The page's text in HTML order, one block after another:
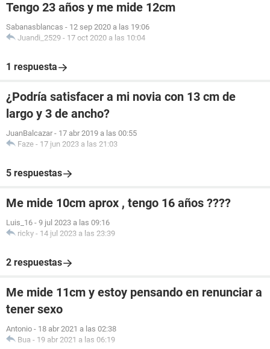
Tengo 23 años y me mide 12cm
Sabanasblancas - 12 sep 2020 a las 19:06
Juandi_2529 - 17 oct 2020 a las 10:04
1 respuesta
¿Podría satisfacer a mi novia con 13 cm de
largo y 3 de ancho?
JuanBalcazar - 17 abr 2019 a las 00:55
Faze - 17 jun 2023 a las 21:03
5 respuestas
Me mide 10cm aprox , tengo 16 años ????
Luis_16 - 9 jul 2023 a las 09:16
ricky - 14 jul 2023 a las 23:39
2 respuestas
Me mide 11cm y estoy pensando en renunciar a
tener sexo
Antonio - 18 abr 2021 a las 02:38
Bua - 19 abr 2021 a las 06:19